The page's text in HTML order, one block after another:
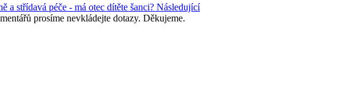
a střídavá péče - má otec dítěte šanci? Následující
prosíme nevkládejte dotazy. Děkujeme.